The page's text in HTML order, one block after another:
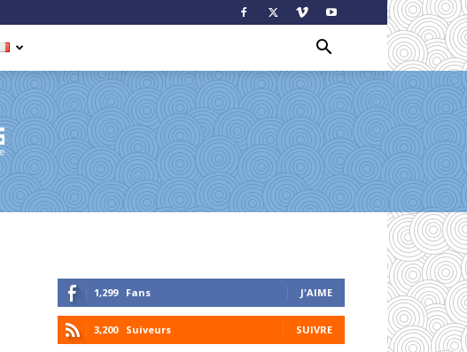
1,299 Fans J'AIME
3,200 Suiveurs SUIVRE